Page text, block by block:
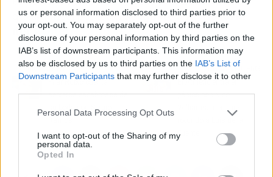
us or personal information disclosed to third parties prior to
your opt-out. You may separately opt-out of the further
disclosure of your personal information by third parties on the
IAB’s list of downstream participants. This information may
also be disclosed by us to third parties on the IAB’s List of
Downstream Participants that may further disclose it to other
Personal Data Processing Opt Outs
I want to opt-out of the Sharing of my
personal data.
Opted In
que su incorporaciónse ajuste a la filosofía
delAthletic Club de Bilbao.
Artículo anterior
Pilar Rubio cuenta
secretos escabrosos de
su boda con Sergio
Artículo siguiente
pánico con Nico
Fuente